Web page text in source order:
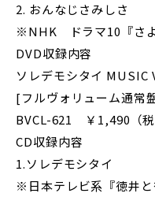
2. おんなじさみしさ
※NHK ドラマ10『さ
DVD収録内容
ソレデモシタイ MUSIC
[フルヴォリューム通常
BVCL-621 ￥1,490（税
CD収録内容
1.ソレデモシタイ
※日本テレビ系『徳井と